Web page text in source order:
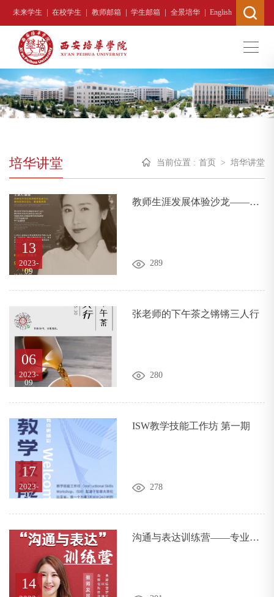
未来学生 | 在校学生 | 教师邮箱 | 学生邮箱 | 全景培华 | English
培华讲堂 当前位置 : 首页 > 培华讲堂
13
2023-
09
教师生涯发展体验沙龙——言
289
06
2023-
09
张老师的下午茶之锵锵三人行
280
17
2023-
07
ISW教学技能工作坊 第一期
278
14
沟通与表达训练营——专业发